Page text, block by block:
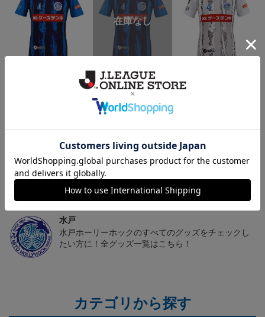
センティックユニフォー
（4XL）2026/27 オーセ
ンティックユニフォーム
FP 1st
23,020円～28,520円
センティックユニフォー
ム FP 2nd
20,020円～25,520円
トピックス
水戸
こだわりのデザインに注目！タオルマフラーは応援
の必須アイテム！
水戸
水戸ホーリーホックのすべてのグッズをチェックし
たい方に！全グッズ一覧はこちら！
カテゴリから探す